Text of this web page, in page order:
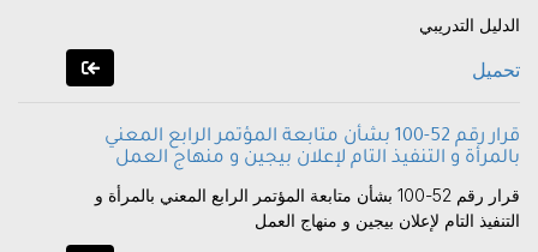
الدليل التدريبي
تحميل
قرار رقم 52-100 بشأن متابعة المؤتمر الرابع المعني
بالمرأة و التنفيذ التام لإعلان بيجين و منهاج العمل
قرار رقم 52-100 بشأن متابعة المؤتمر الرابع المعني بالمرأة و
التنفيذ التام لإعلان بيجين و منهاج العمل